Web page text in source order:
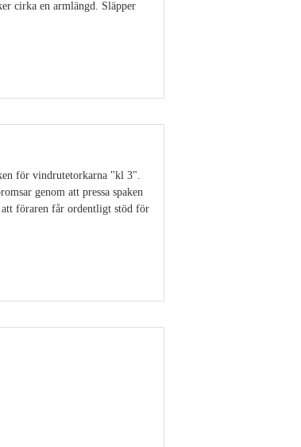
cirka en armlängd. Släpper
för vindrutetorkarna "kl 3".
genom att pressa spaken
att föraren får ordentligt stöd för